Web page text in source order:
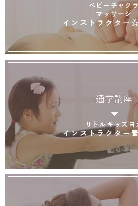
ベビーチャク
マッサージ
インストラクター
通学講座
リトルキッズヨ
インストラクター